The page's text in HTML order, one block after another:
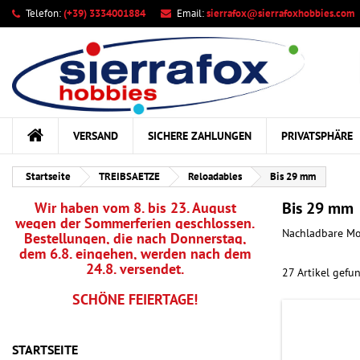
Telefon:(+39) 3334001884 Email:sierrafox@sierrafoxhobbies.com
VERSAND SICHERE ZAHLUNGEN PRIVATSPHÄRE
Startseite TREIBSAETZE Reloadables Bis 29 mm
Wir haben vom 8. bis 23. August
wegen der Sommerferien geschlossen.
Bestellungen, die nach Donnerstag,
dem 6.8. eingehen, werden nach dem
24.8. versendet.
SCHÖNE FEIERTAGE!
STARTSEITE
Bis 29 mm
Nachladbare
27 Artikel